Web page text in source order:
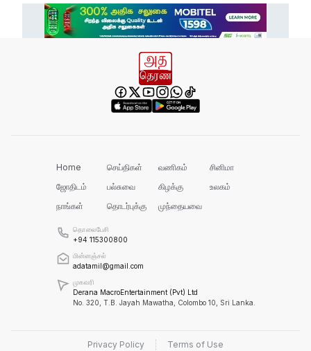
இது அதனுடன் சம்பந்தப்பட்ட கேள்விதான்
பல மாணவர்களின் எதிர்காலம்
நாசமாகிறது!
தீண்டாமையாகும்!
தமிழர் பகுதிகளில் ஏன் இவ்வாறு
அரசின் மீது மேலும் சந்தேகத்தை
Home செய்திகள் வணிகம்
சினிமா
ஜோதிடம்
பல்சுவை கிழக்கு
உலகம்
நாங்கள்
தொடர்புக்கு முந்தையவை
தொலைபேசி
+94 115300800
மின்னஞ்சல்
adatamil@gmail.com
முகவரி
Derana MacroEntertainment (Pvt) Ltd
No. 320, T.B. Jayah Mawatha, Colombo 10, Sri Lanka.
Privacy Policy Terms of Use